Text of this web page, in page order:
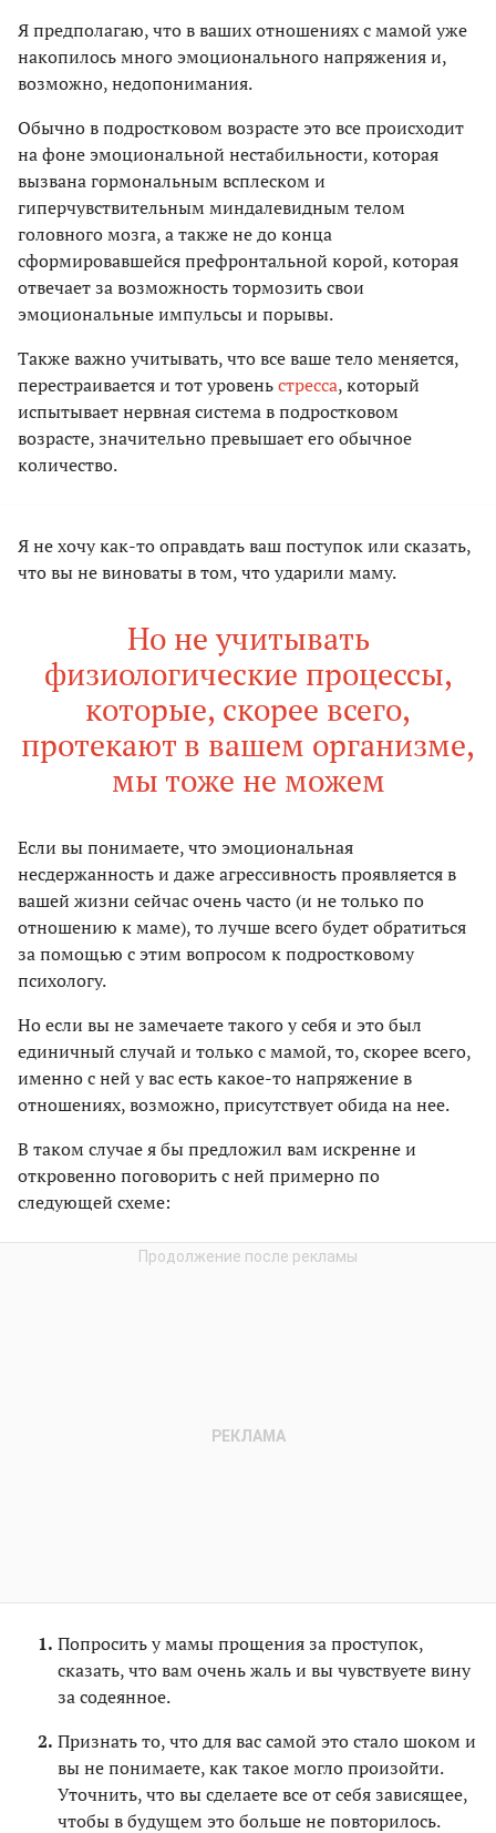
Я предполагаю, что в ваших отношениях с мамой уже
накопилось много эмоционального напряжения и,
возможно, недопонимания.
Обычно в подростковом возрасте это все происходит
на фоне эмоциональной нестабильности, которая
вызвана гормональным всплеском и
гиперчувствительным миндалевидным телом
головного мозга, а также не до конца
сформировавшейся префронтальной корой, которая
отвечает за возможность тормозить свои
эмоциональные импульсы и порывы.
Также важно учитывать, что все ваше тело меняется,
перестраивается и тот уровеньстресса, который
испытывает нервная система в подростковом
возрасте, значительно превышает его обычное
количество.
Я не хочу как-то оправдать ваш поступок или сказать,
что вы не виноваты в том, что ударили маму.
Но не учитывать
физиологические процессы,
которые, скорее всего,
протекают в вашем организме,
мы тоже не можем
Если вы понимаете, что эмоциональная
несдержанность и даже агрессивность проявляется в
вашей жизни сейчас очень часто (и не только по
отношению к маме), то лучше всего будет обратиться
за помощью с этим вопросом к подростковому
психологу.
Но если вы не замечаете такого у себя и это был
единичный случай и только с мамой, то, скорее всего,
именно с ней у вас есть какое-то напряжение в
отношениях, возможно, присутствует обида на нее.
В таком случае я бы предложил вам искренне и
откровенно поговорить с ней примерно по
следующей схеме:
Попросить у мамы прощения за проступок,
сказать, что вам очень жаль и вы чувствуете вину
за содеянное.
Признать то, что для вас самой это стало шоком и
вы не понимаете, как такое могло произойти.
Уточнить, что вы сделаете все от себя зависящее,
чтобы в будущем это больше не повторилось.